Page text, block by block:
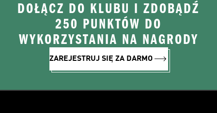
DOŁĄCZ DO KLUBU I ZDOBĄDŹ
250 PUNKTÓW DO
WYKORZYSTANIA NA NAGRODY
ZAREJESTRUJ SIĘ ZA DARMO